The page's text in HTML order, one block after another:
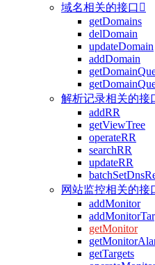
域名相关的接口 
getDomains
delDomain
updateDomain
addDomain
解析记录相关的接
addRR
getViewTree
operateRR
searchRR
updateRR
网站监控相关的接
addMonitor
getMonitor
getTargets